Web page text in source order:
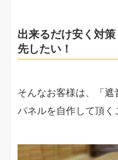
出来るだけ安く対
先したい！
そんなお客様は、 「
パネルを自作して頂く